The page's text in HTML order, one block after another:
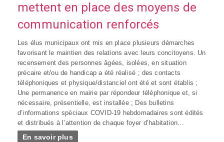
mettent en place des moyens de
communication renforcés
Les élus municipaux ont mis en place plusieurs démarches
favorisant le maintien des relations avec leurs concitoyens. Un
recensement des personnes âgées, isolées, en situation
précaire et/ou de handicap a été réalisé ; des contacts
téléphoniques et physique/distanciel ont été et sont établis ;
Une permanence en mairie par répondeur téléphonique et, si
nécessaire, présentielle, est installée ; Des bulletins
d’informations spéciaux COVID-19 hebdomadaires sont édités
et distribués à l’attention de chaque foyer d’habitation...
En savoir plus